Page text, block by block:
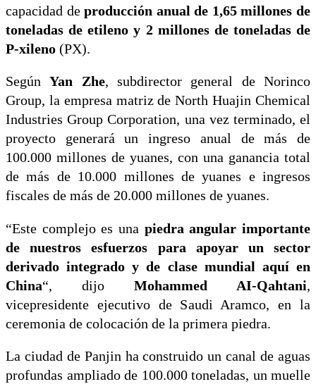
capacidad deproducción anual de 1,65 millones de
toneladas de etileno y 2 millones de toneladas de
P-xileno (PX).
SegúnYan Zhe, subdirector general de Norinco
Group, la empresa matriz de North Huajin Chemical
Industries Group Corporation, una vez terminado, el
proyecto generará un ingreso anual de más de
100.000 millones de yuanes, con una ganancia total
de más de 10.000 millones de yuanes e ingresos
fiscales de más de 20.000 millones de yuanes.
“Este complejo es una piedra angular importante
de nuestros esfuerzos para apoyar un sector
derivado integrado y de clase mundial aquí en
China“, dijo Mohammed AI-Qahtani,
vicepresidente ejecutivo de Saudi Aramco, en la
ceremonia de colocación de la primera piedra.
La ciudad de Panjin ha construido un canal de aguas
profundas ampliado de 100.000 toneladas, un muelle